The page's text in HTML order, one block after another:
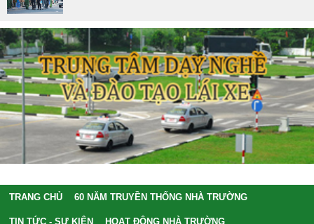
TRANG CHỦ 60 NĂM TRUYỀN THỐNG NHÀ TRƯỜNG
TIN TỨC - SỰ KIỆN HOẠT ĐỘNG NHÀ TRƯỜNG